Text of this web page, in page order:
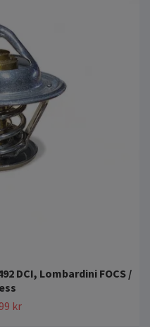
DCI, Lombardini FOCS /
kr